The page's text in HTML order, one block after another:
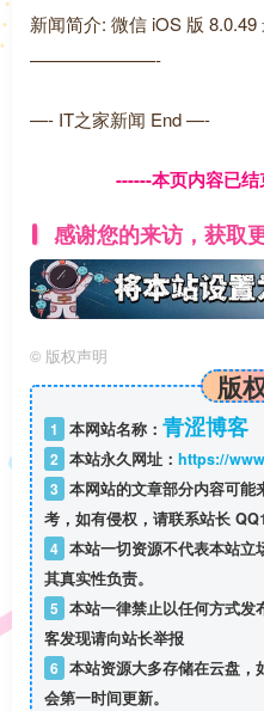
新闻简介: 微信 iOS 版
———————-
—- IT之家新闻 End —-
------本页内容已
感谢您的来访，获取
© 版权声明
版
1 本网站名称： 青涩博客
2 本站永久网址： https://
3 本网站的文章部分内容可能
考，如有侵权，请联系站长 QQ
4 本站一切资源不代表本站立
其真实性负责。
5 本站一律禁止以任何方式发
客发现请向站长举报
6 本站资源大多存储在云盘，
会第一时间更新。